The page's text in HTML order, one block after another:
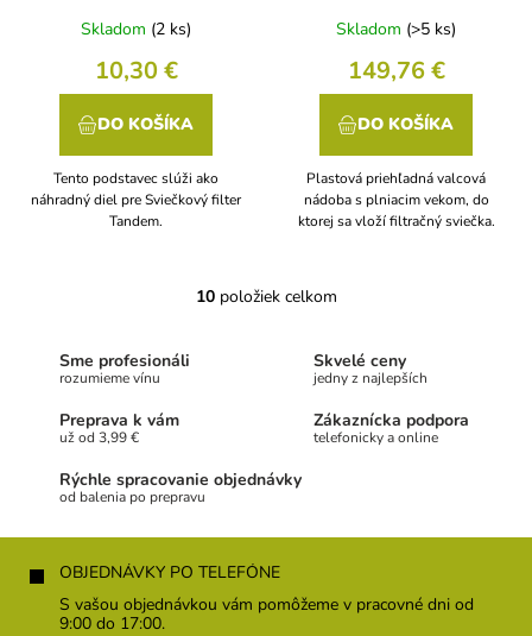
Skladom (2 ks)
10,30 €
DO KOŠÍKA
Tento podstavec slúži ako
náhradný diel pre Sviečkový filter
Tandem.
Skladom (>5 ks)
149,76 €
DO KOŠÍKA
Plastová priehľadná valcová
nádoba s plniacim vekom, do
ktorej sa vloží filtračný sviečka.
O
e
r
k
y
10položiek celkom
Sme profesionáli
rozumieme vínu
Skvelé ceny
jedny z najlepších
Preprava k vám
už od 3,99 €
Zákaznícka podpora
telefonicky a online
Rýchle spracovanie objednávky
od balenia po prepravu
Z
OBJEDNÁVKY PO TELEFÓNE
S vašou objednávkou vám pomôžeme v pracovné dni od
9:00 do 17:00.